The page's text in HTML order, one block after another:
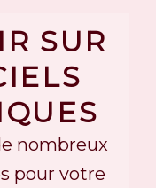
SUR
nombreux
pour votre